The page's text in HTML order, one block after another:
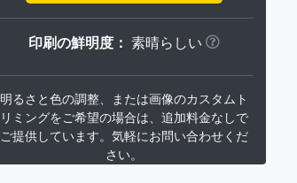
印刷の鮮明度： 素晴らしい
明るさと色の調整、または画像のカスタムト
リミングをご希望の場合は、追加料金なしで
ご提供しています。気軽にお問い合わせくだ
さい。